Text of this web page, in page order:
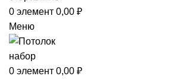
0 элемент 0,00 ₽
Меню
0 элемент 0,00 ₽